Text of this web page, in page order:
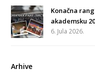
Konačna
akademsku
6. Jula 2026.
Arhive